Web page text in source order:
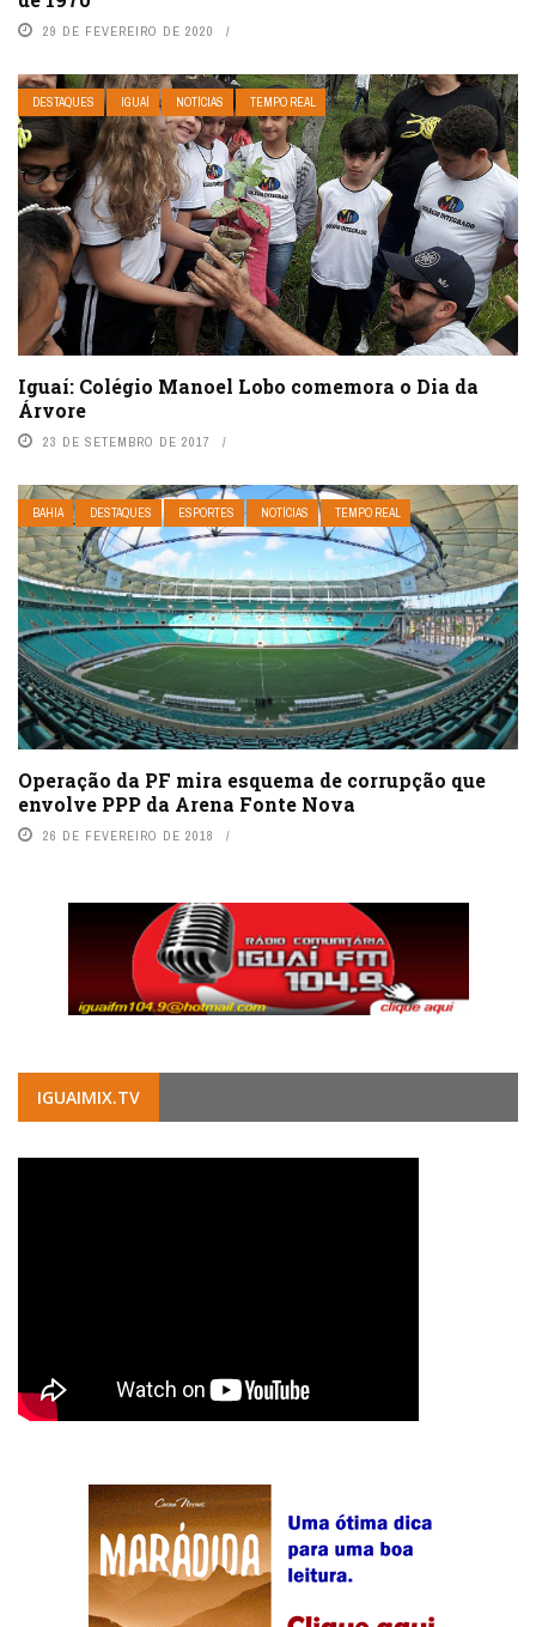
29 DE FEVEREIRO DE 2020
DESTAQUES IGUAÍ NOTÍCIAS TEMPO REAL
Iguaí: Colégio Manoel Lobo comemora o Dia da
Árvore
23 DE SETEMBRO DE 2017
BAHIA DESTAQUES ESPORTES NOTÍCIAS TEMPO REAL
Operação da PF mira esquema de corrupção que
envolve PPP da Arena Fonte Nova
26 DE FEVEREIRO DE 2018
IGUAIMIX.TV